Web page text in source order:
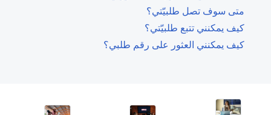
متى سوف تصل طلبيّتي؟
كيف يمكنني تتبع طلبيّتي؟
كيف يمكنني العثور على رقم طلبي؟